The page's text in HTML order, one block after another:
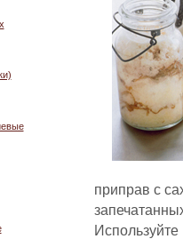
приправ с